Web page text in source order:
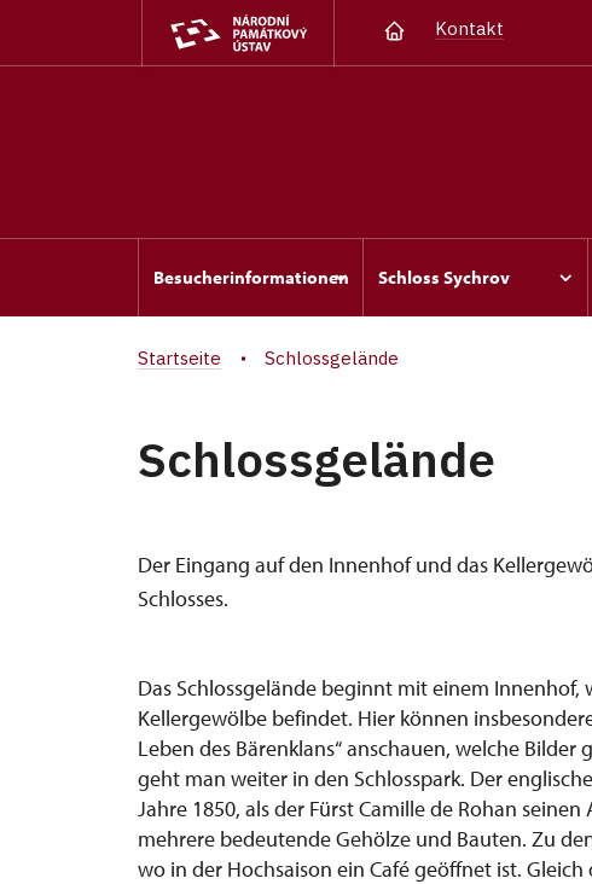
Kontakt
Besucherinformationen Schloss Sychrov
Startseite Schlossgelände
Schlossgelände
Der Eingang auf den Innenhof und das
Schlosses.
Das Schlossgelände beginnt mit einem
Kellergewölbe befindet. Hier können
Leben des Bärenklans“ anschauen, welche
geht man weiter in den Schlosspark. Der
Jahre 1850, als der Fürst Camille de Rohan
mehrere bedeutende Gehölze und Bauten. Zu
wo in der Hochsaison ein Café geöffnet ist.